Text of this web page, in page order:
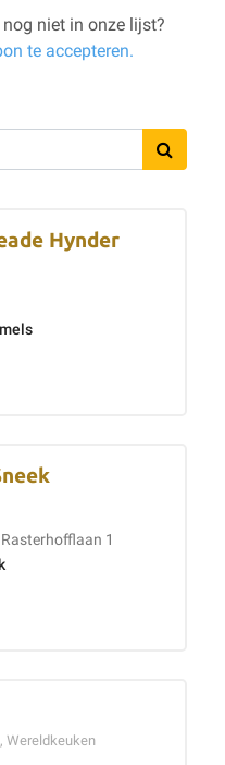
niet in onze lijst?
te accepteren.
Hynder
1
Wereldkeuken